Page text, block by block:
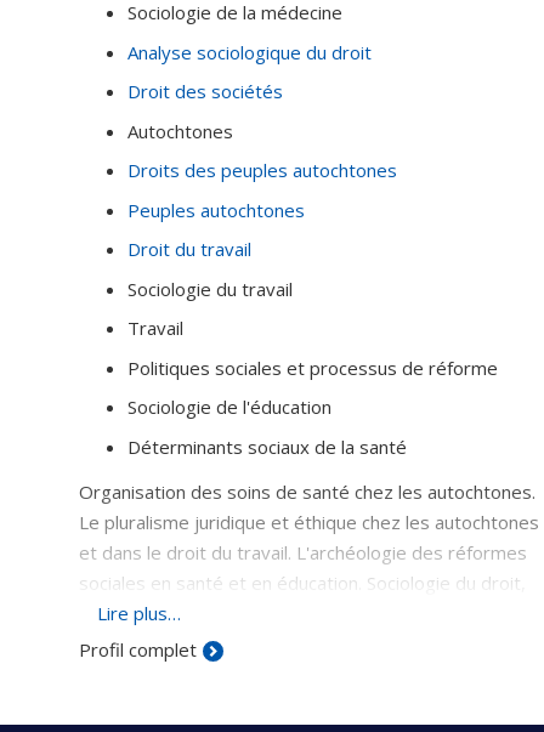
Sociologie de la médecine
Analyse sociologique du droit
Droit des sociétés
Autochtones
Droits des peuples autochtones
Peuples autochtones
Droit du travail
Sociologie du travail
Travail
Politiques sociales et processus de réforme
Sociologie de l'éducation
Déterminants sociaux de la santé
Organisation des soins de santé chez les autochtones.
Le pluralisme juridique et éthique chez les autochtones
et dans le droit du travail. L'archéologie des réformes
sociales en santé et en éducation. Sociologie du droit,
de l'éthique et de l'internormativité.
Lire plus…
Profil complet